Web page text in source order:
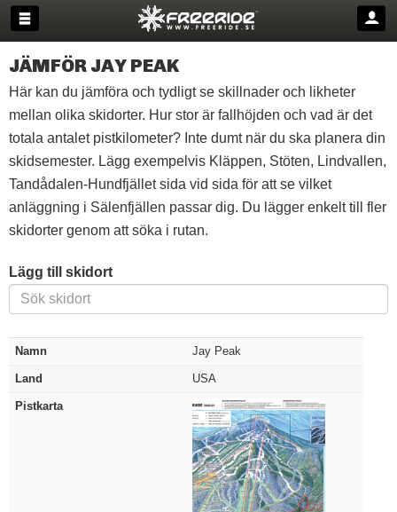
JÄMFÖR JAY PEAK
Här kan du jämföra och tydligt se skillnader och likheter
mellan olika skidorter. Hur stor är fallhöjden och vad är det
totala antalet pistkilometer? Inte dumt när du ska planera din
skidsemester. Lägg exempelvis Kläppen, Stöten, Lindvallen,
Tandådalen-Hundfjället sida vid sida för att se vilket
anläggning i Sälenfjällen passar dig. Du lägger enkelt till fler
skidorter genom att söka i rutan.
Lägg till skidort
Namn Jay Peak
Land USA
Pistkarta